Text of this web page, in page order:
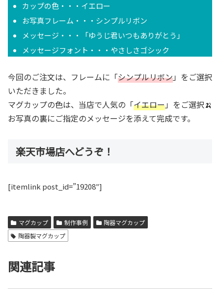
カップの色・・・イエロー
お写真フレーム・・・シンプルリボン
メッセージ・・・「ゆうじ君いつもありがとう」
メッセージフォント・・・やさしさゴシック
今回のご注文は、フレームに「シンプルリボン」をご選択
いただきました。
マグカップの色は、当店で人気の「イエロー」をご選択🍌
お写真の裏にご指定のメッセージを添えて完成です。
楽天市場店へどうぞ！
[itemlink post_id=”19208″]
マグカップ 制作事例
陶器マグカップ
陶器製マグカップ
関連記事